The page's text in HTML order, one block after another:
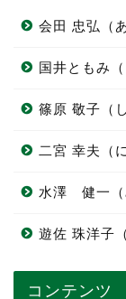
会田 忠弘（
国井ともみ
篠原 敬子（
二宮 幸夫（
水澤 健一（
遊佐 珠洋子
コンテンツ